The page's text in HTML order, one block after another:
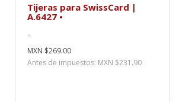
Tijeras para SwissCard |
A.6427 •
..
MXN $269.00
Antes de impuestos: MXN $231.90